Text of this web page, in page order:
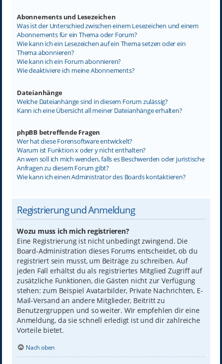
Abonnements und Lesezeichen
Was ist der Unterschied zwischen einem Lesezeichen und einem
Abonnements für ein Thema oder Forum?
Wie kann ich ein Lesezeichen auf ein Thema setzen oder ein
Thema abonnieren?
Wie kann ich ein Forum abonnieren?
Wie deaktiviere ich meine Abonnements?
Dateianhänge
Welche Dateianhänge sind in diesem Forum zulässig?
Kann ich eine Übersicht all meiner Dateianhänge erhalten?
phpBB betreffende Fragen
Wer hat diese Forensoftware entwickelt?
Warum ist Funktion x oder y nicht enthalten?
An wen soll ich mich wenden, falls es Beschwerden oder juristische
Anfragen zu diesem Forum gibt?
Wie kann ich einen Administrator des Boards kontaktieren?
Registrierung und Anmeldung
Wozu muss ich mich registrieren?
Eine Registrierung ist nicht unbedingt zwingend. Die
Board-Administration dieses Forums entscheidet, ob du
registriert sein musst, um Beiträge zu schreiben. Auf
jeden Fall erhältst du als registriertes Mitglied Zugriff auf
zusätzliche Funktionen, die Gästen nicht zur Verfügung
stehen: zum Beispiel Avatarbilder, Private Nachrichten, E-
Mail-Versand an andere Mitglieder, Beitritt zu
Benutzergruppen und so weiter. Wir empfehlen dir eine
Anmeldung, da sie schnell erledigt ist und dir zahlreiche
Vorteile bietet.
Nach oben